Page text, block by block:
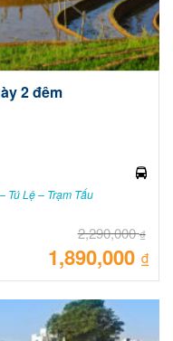
2 đêm
Tú Lệ – Trạm Tấu
2,290,000₫
gốc
1,890,000 ₫
Giá
tại